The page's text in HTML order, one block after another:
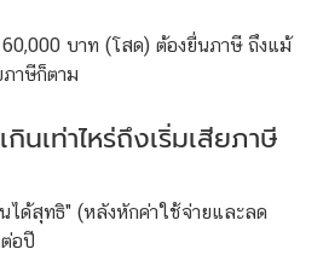
บาท (โสด) ต้องยื่นภาษี ถึงแม้
าษีก็ตาม
นเท่าไหร่ถึงเริ่มเสียภาษี
ได้สุทธิ" (หลังหักค่าใช้จ่ายและลด
อปี